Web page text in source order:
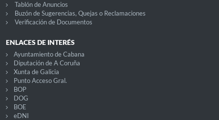
Tablón de Anuncios
Buzón de Sugerencias, Quejas o Reclamaciones
Verificación de Documentos
ENLACES DE INTERÉS
Ayuntamiento de Cabana
Diputación de A Coruña
Xunta de Galicia
Punto Acceso Gral.
BOP
DOG
BOE
eDNI